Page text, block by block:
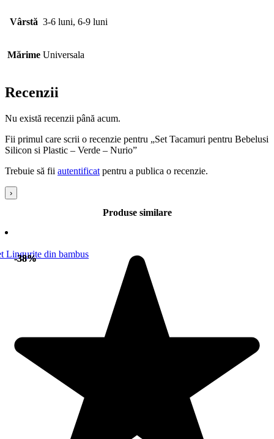
Vârstă 3-6 luni, 6-9 luni
Mărime Universala
Recenzii
Nu există recenzii până acum.
Fii primul care scrii o recenzie pentru „Set Tacamuri pentru Bebelusi
Silicon si Plastic – Verde – Nurio”
Trebuie să fii autentificat pentru a publica o recenzie.
›
Produse similare
-38%
-38%